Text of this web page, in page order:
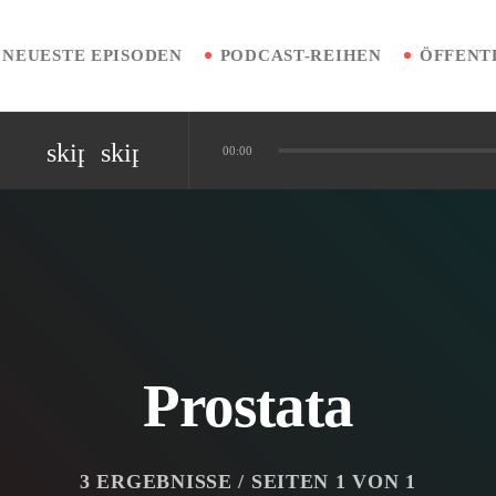
NEUESTE EPISODEN PODCAST-REIHEN
skip_previous
skip_next 00:00
Prostata
3 ERGEBNISSE / SEITEN 1 VON 1